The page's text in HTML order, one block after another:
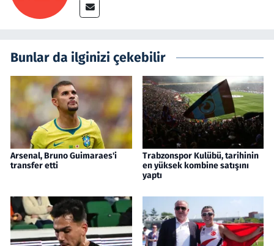
Bunlar da ilginizi çekebilir
Arsenal, Bruno Guimaraes'i
transfer etti
Trabzonspor Kulübü, tarihinin
en yüksek kombine satışını
yaptı